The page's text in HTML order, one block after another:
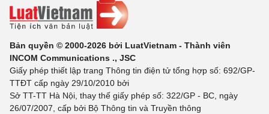
Bản quyền © 2000-2026 bởi LuatVietnam - Thành viên
INCOM Communications ., JSC
Giấy phép thiết lập trang Thông tin điện tử tổng hợp số: 692/GP-
TTĐT cấp ngày 29/10/2010 bởi
Sở TT-TT Hà Nội, thay thế giấy phép số: 322/GP - BC, ngày
26/07/2007, cấp bởi Bộ Thông tin và Truyền thông